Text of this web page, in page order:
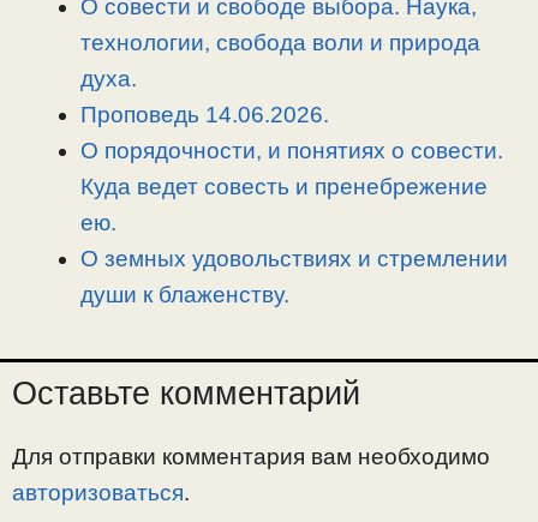
О совести и свободе выбора. Наука,
технологии, свобода воли и природа
духа.
Проповедь 14.06.2026.
О порядочности, и понятиях о совести.
Куда ведет совесть и пренебрежение
ею.
О земных удовольствиях и стремлении
души к блаженству.
Оставьте комментарий
Для отправки комментария вам необходимо
авторизоваться.